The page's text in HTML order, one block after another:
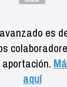
es
aquí